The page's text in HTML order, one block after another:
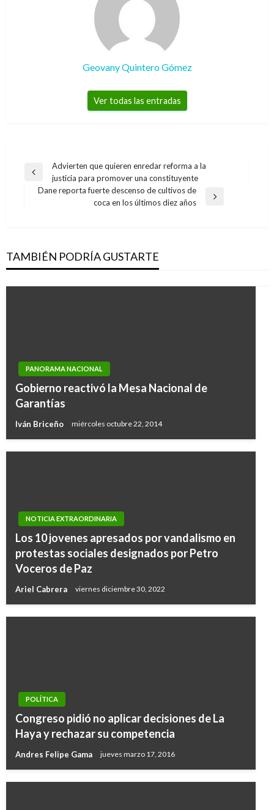
Geovany Quintero Gómez
Ver todas las entradas
Navegación
Entrada
anterior
Advierten que quieren enredar reforma a la
justicia para promover una constituyente
Dane reporta fuerte descenso de cultivos de
coca en los últimos diez años
TAMBIÉN PODRÍA GUSTARTE
PANORAMA NACIONAL
Gobierno reactivó la Mesa Nacional de
Garantías
Iván Briceño miércoles octubre 22, 2014
NOTICIA EXTRAORDINARIA
Los 10 jovenes apresados por vandalismo en
protestas sociales designados por Petro
Voceros de Paz
Ariel Cabrera viernes diciembre 30, 2022
POLÍTICA
Congreso pidió no aplicar decisiones de La
Haya y rechazar su competencia
Andres Felipe Gama jueves marzo 17, 2016